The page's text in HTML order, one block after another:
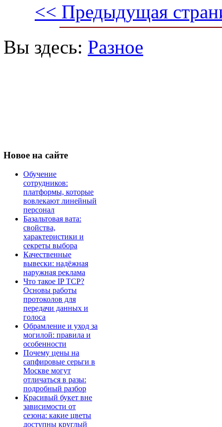
<< Предыдущая
Вы здесь: Разное
Новое на сайте
Обучение
сотрудников:
платформы, которые
вовлекают линейный
персонал
Базальтовая вата:
свойства,
характеристики и
секреты выбора
Качественные
вывески: надёжная
наружная реклама
Что такое IP TCP?
Основы работы
протоколов для
передачи данных и
голоса
Обрамление и уход за
могилой: правила и
особенности
Почему цены на
сапфировые серьги в
Москве могут
отличаться в разы:
подробный разбор
Красивый букет вне
зависимости от
сезона: какие цветы
доступны круглый